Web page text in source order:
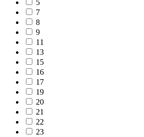
5
7
8
9
11
13
15
16
17
19
20
21
22
23